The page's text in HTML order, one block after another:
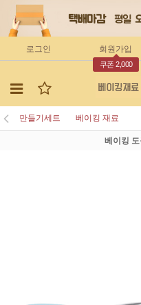
로그인 회원가입
쿠폰 2,000
만들기세트 베이킹 재료
베이킹